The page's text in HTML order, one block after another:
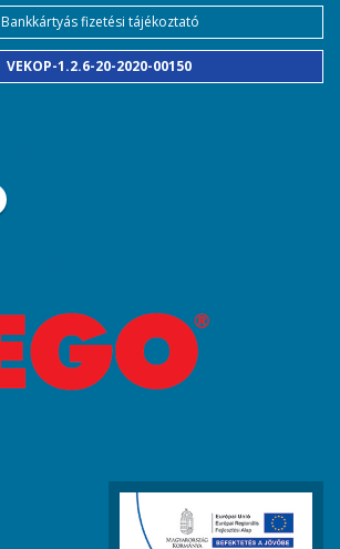
Bankkártyás fizetési tájékoztató
VEKOP-1.2.6-20-2020-00150